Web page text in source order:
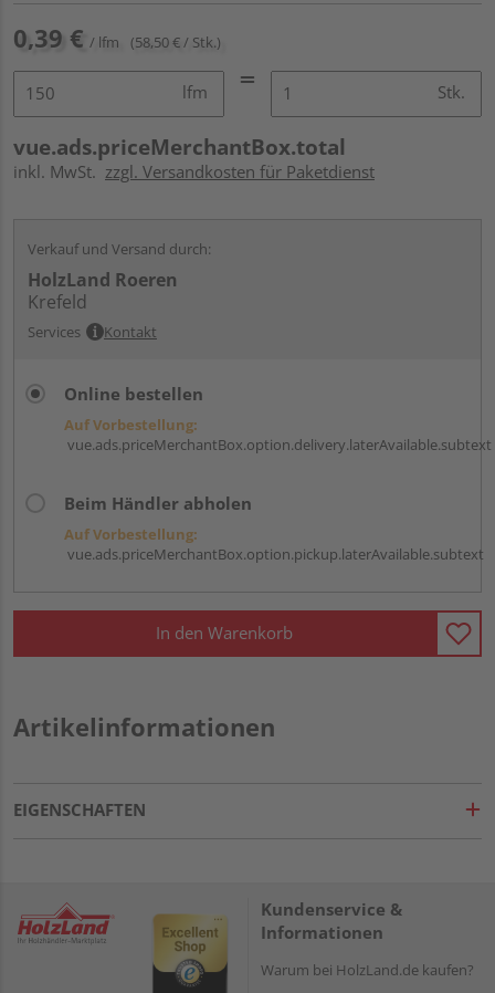
0,39 € / lfm (58,50 € / Stk.)
lfm Stk.
vue.ads.priceMerchantBox.total
inkl. MwSt. zzgl. Versandkosten für Paketdienst
Verkauf und Versand durch:
HolzLand Roeren
Krefeld
Services Kontakt
Online bestellen
Auf Vorbestellung:
vue.ads.priceMerchantBox.option.delivery.laterAvailable.subtext
Beim Händler abholen
Auf Vorbestellung:
vue.ads.priceMerchantBox.option.pickup.laterAvailable.subtext
In den Warenkorb
Artikelinformationen
EIGENSCHAFTEN
Kundenservice &
Informationen
Warum bei HolzLand.de kaufen?